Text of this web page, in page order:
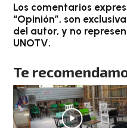
Los comentarios
“Opinión”, son
del autor, y no
UNOTV.
Te